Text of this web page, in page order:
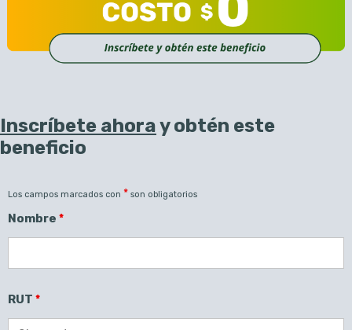
Inscríbete ahoray obtén este
beneficio
Los campos marcados con * son obligatorios
Nombre *
RUT *